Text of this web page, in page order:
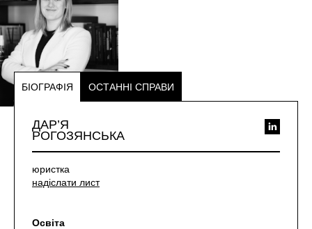
БІОГРАФІЯ ОСТАННІ СПРАВИ
ДАР’Я
РОГОЗЯНСЬКА
юристка
надіслати лист
Освіта